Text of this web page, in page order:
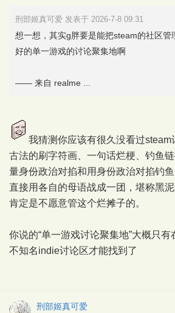
刑部姬真可爱 发表于 2026-7-8 09:31
想一想，其实g胖要是能把steam的社区管
好的单一游戏的讨论聚集地啊
—— 来自 realme ...
我猜测你应该有很久没看过steam
古法的刷字符画、一句话烂梗、钓鱼
量身份政治对掐和用身份政治对掐钓
直接用各自的母语战成一团，堪称黑
肯定是不愿意管这个烂摊子的。
你说的“单一游戏讨论聚集地”大概只
不知名indie讨论区才能找到了
刑部姬真可爱